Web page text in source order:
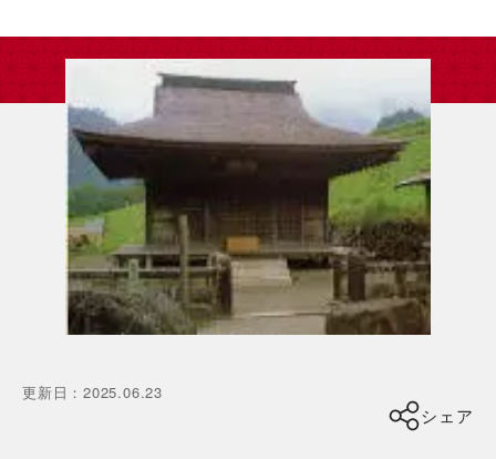
更新日 ：2025.06.23
シェア